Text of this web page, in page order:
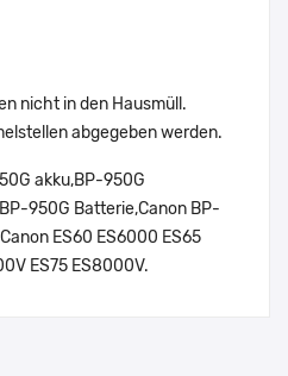
nicht in den Hausmüll.
abgegeben werden.
akku,BP-950G
950G Batterie,Canon BP-
ES60 ES6000 ES65
ES75 ES8000V.